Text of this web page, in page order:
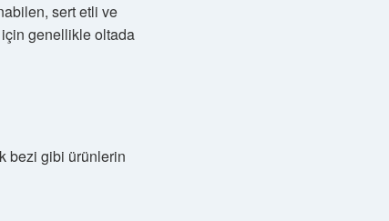
sert etli ve
için genellikle oltada
bezi gibi ürünlerin